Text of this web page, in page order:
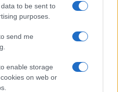
to be sent to
purposes.
send me
enable storage
on web or